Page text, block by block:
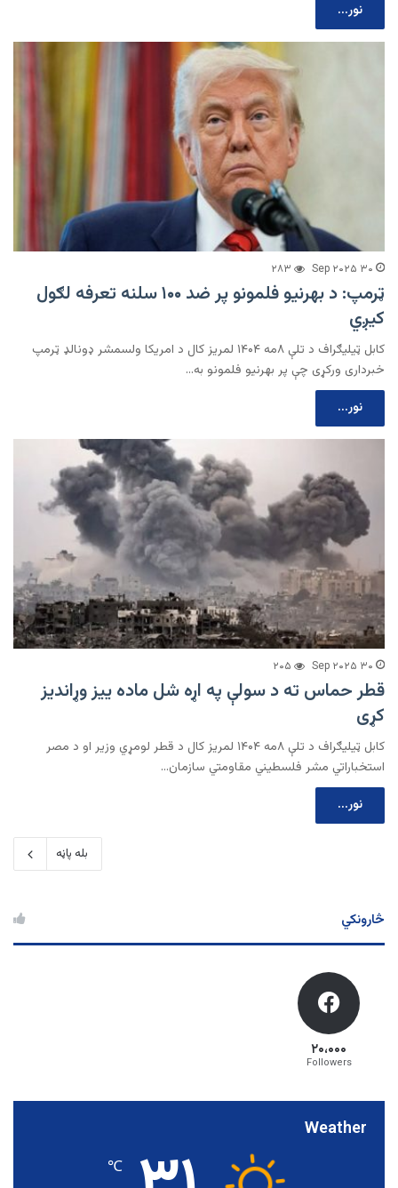
نور...
۳۰ Sep ۲۰۲۵ ۲۸۳
ټرمپ: د بهرنیو فلمونو پر ضد ۱۰۰ سلنه تعرفه لګول
کیږي
کابل ټیلیګراف د تلې ۸مه ۱۴۰۴ لمریز کال د امریکا ولسمشر ډونالډ ټرمپ
خبرداری ورکړی چې پر بهرنیو فلمونو به…
نور...
۳۰ Sep ۲۰۲۵ ۲۰۵
قطر حماس ته د سولې په اړه شل ماده ییز وړاندیز
کړی
کابل ټیلیګراف د تلې ۸مه ۱۴۰۴ لمریز کال د قطر لومړي وزیر او د مصر
استخباراتي مشر فلسطیني مقاومتي سازمان…
نور...
بله پاڼه
څارونکي
۲۰،۰۰۰
Followers
Weather
℃